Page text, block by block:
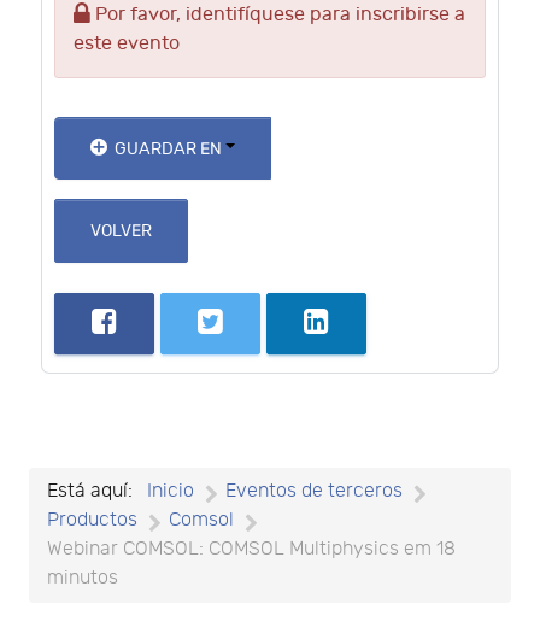
Por favor, identifíquese para inscribirse a
este evento
GUARDAR EN
VOLVER
Está aquí: Inicio
Eventos de terceros
Productos
Comsol
Webinar COMSOL: COMSOL Multiphysics em 18
minutos